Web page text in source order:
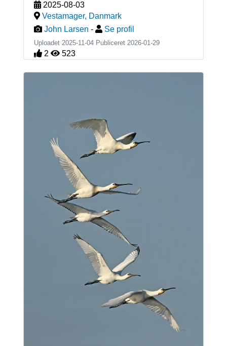
2025-08-03
Vestamager, Danmark
John Larsen - Se profil
Uploadet 2025-11-04 Publiceret 2026-01-29
2 523